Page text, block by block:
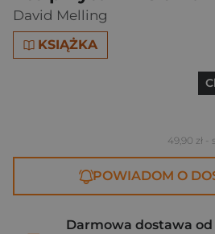
David Melling
KSIĄŻKA
49,90 zł -
POWIADOM O
Darmowa dostawa od